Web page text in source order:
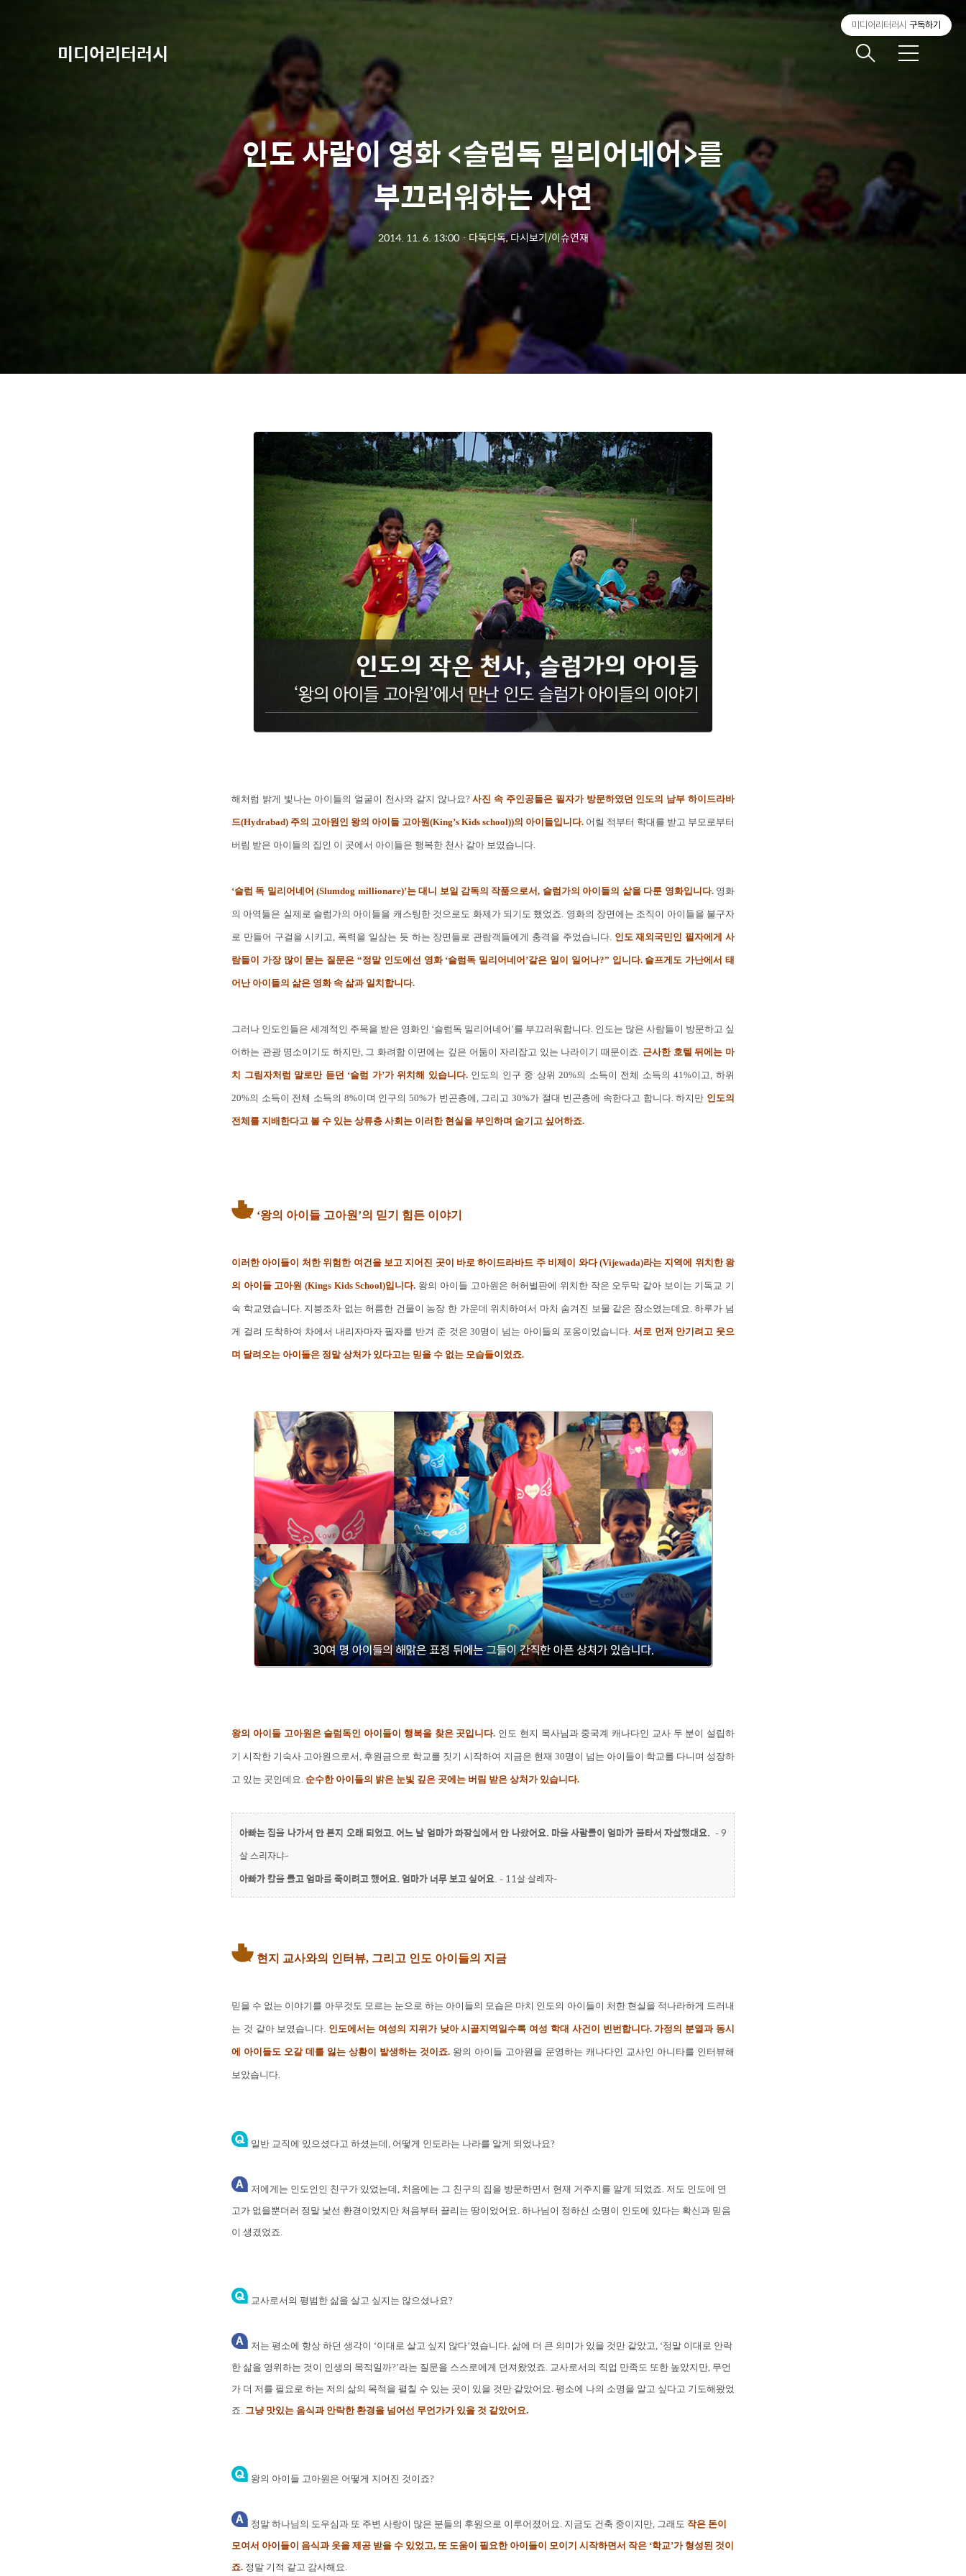
미디어리터러시 메
인도 사람이 영화 <슬럼독 밀리어네어>를
부끄러워하는 사연
2014. 11. 6. 13:00ㆍ다독다독, 다시보기/이슈연재
해처럼 밝게 빛나는 아이들의 얼굴이 천사와 같지 않나요?사진 속 주인공들은 필자가 방문하였던 인도의 남부 하이드라바
드(Hydrabad) 주의 고아원인 왕의 아이들 고아원(King’s Kids school))의 아이들입니다. 어릴 적부터 학대를 받고 부모로부터
버림 받은 아이들의 집인 이 곳에서 아이들은 행복한 천사 같아 보였습니다.
‘슬럼 독 밀리어네어 (Slumdog millionare)’는 대니 보일 감독의 작품으로서, 슬럼가의 아이들의 삶을 다룬 영화입니다. 영화
의 아역들은 실제로 슬럼가의 아이들을 캐스팅한 것으로도 화제가 되기도 했었죠. 영화의 장면에는 조직이 아이들을 불구자
로 만들어 구걸을 시키고, 폭력을 일삼는 듯 하는 장면들로 관람객들에게 충격을 주었습니다. 인도 재외국민인 필자에게 사
람들이 가장 많이 묻는 질문은 “정말 인도에선 영화 ‘슬럼독 밀리어네어’같은 일이 일어나?” 입니다. 슬프게도 가난에서 태
어난 아이들의 삶은 영화 속 삶과 일치합니다.
그러나 인도인들은 세계적인 주목을 받은 영화인 ‘슬럼독 밀리어네어’를 부끄러워합니다. 인도는 많은 사람들이 방문하고 싶
어하는 관광 명소이기도 하지만, 그 화려함 이면에는 깊은 어둠이 자리잡고 있는 나라이기 때문이죠. 근사한 호텔 뒤에는 마
치 그림자처럼 말로만 듣던 ‘슬럼 가’가 위치해 있습니다. 인도의 인구 중 상위 20%의 소득이 전체 소득의 41%이고, 하위
20%의 소득이 전체 소득의 8%이며 인구의 50%가 빈곤층에, 그리고 30%가 절대 빈곤층에 속한다고 합니다. 하지만 인도의
전체를 지배한다고 볼 수 있는 상류층 사회는 이러한 현실을 부인하며 숨기고 싶어하죠.
‘왕의 아이들 고아원’의 믿기 힘든 이야기
이러한 아이들이 처한 위험한 여건을 보고 지어진 곳이 바로 하이드라바드 주 비제이 와다 (Vijewada)라는 지역에 위치한 왕
의 아이들 고아원 (Kings Kids School)입니다. 왕의 아이들 고아원은 허허벌판에 위치한 작은 오두막 같아 보이는 기독교 기
숙 학교였습니다. 지붕조차 없는 허름한 건물이 농장 한 가운데 위치하여서 마치 숨겨진 보물 같은 장소였는데요. 하루가 넘
게 걸려 도착하여 차에서 내리자마자 필자를 반겨 준 것은 30명이 넘는 아이들의 포옹이었습니다. 서로 먼저 안기려고 웃으
며 달려오는 아이들은 정말 상처가 있다고는 믿을 수 없는 모습들이었죠.
왕의 아이들 고아원은 슬럼독인 아이들이 행복을 찾은 곳입니다. 인도 현지 목사님과 중국계 캐나다인 교사 두 분이 설립하
기 시작한 기숙사 고아원으로서, 후원금으로 학교를 짓기 시작하여 지금은 현재 30명이 넘는 아이들이 학교를 다니며 성장하
고 있는 곳인데요. 순수한 아이들의 밝은 눈빛 깊은 곳에는 버림 받은 상처가 있습니다.
아빠는 집을 나가서 안 본지 오래 되었고, 어느 날 엄마가 화장실에서 안 나왔어요. 마을 사람들이 엄마가 불타서 자살했대요. – 9
살 스리자냐-
아빠가 칼을 들고 엄마를 죽이려고 했어요. 엄마가 너무 보고 싶어요. – 11살 살레자-
현지 교사와의 인터뷰, 그리고 인도 아이들의 지금
믿을 수 없는 이야기를 아무것도 모르는 눈으로 하는 아이들의 모습은 마치 인도의 아이들이 처한 현실을 적나라하게 드러내
는 것 같아 보였습니다. 인도에서는 여성의 지위가 낮아 시골지역일수록 여성 학대 사건이 빈번합니다. 가정의 분열과 동시
에 아이들도 오갈 데를 잃는 상황이 발생하는 것이죠. 왕의 아이들 고아원을 운영하는 캐나다인 교사인 아니타를 인터뷰해
보았습니다.
일반 교직에 있으셨다고 하셨는데, 어떻게 인도라는 나라를 알게 되었나요?
저에게는 인도인인 친구가 있었는데, 처음에는 그 친구의 집을 방문하면서 현재 거주지를 알게 되었죠. 저도 인도에 연
고가 없을뿐더러 정말 낯선 환경이었지만 처음부터 끌리는 땅이었어요. 하나님이 정하신 소명이 인도에 있다는 확신과 믿음
이 생겼었죠.
교사로서의 평범한 삶을 살고 싶지는 않으셨나요?
저는 평소에 항상 하던 생각이 ‘이대로 살고 싶지 않다’였습니다. 삶에 더 큰 의미가 있을 것만 같았고, ‘정말 이대로 안락
한 삶을 영위하는 것이 인생의 목적일까?’라는 질문을 스스로에게 던져왔었죠. 교사로서의 직업 만족도 또한 높았지만, 무언
가 더 저를 필요로 하는 저의 삶의 목적을 펼칠 수 있는 곳이 있을 것만 같았어요. 평소에 나의 소명을 알고 싶다고 기도해왔었
죠. 그냥 맛있는 음식과 안락한 환경을 넘어선 무언가가 있을 것 같았어요.
왕의 아이들 고아원은 어떻게 지어진 것이죠?
정말 하나님의 도우심과 또 주변 사랑이 많은 분들의 후원으로 이루어졌어요. 지금도 건축 중이지만, 그래도 작은 돈이
모여서 아이들이 음식과 옷을 제공 받을 수 있었고, 또 도움이 필요한 아이들이 모이기 시작하면서 작은 ‘학교’가 형성된 것이
죠. 정말 기적 같고 감사해요.
미디어리터러시 구독하기